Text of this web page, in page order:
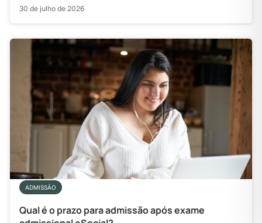
30 de julho de 2026
ADMISSÃO
Qual é o prazo para admissão após exame